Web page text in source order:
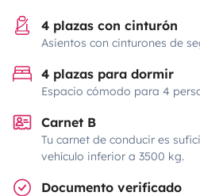
4 plazas con cinturón
Asientos con cinturones de
4 plazas para dormir
Espacio cómodo para 4
Carnet B
Tu carnet de conducir es
vehículo inferior a 3500 kg.
Documento verificado